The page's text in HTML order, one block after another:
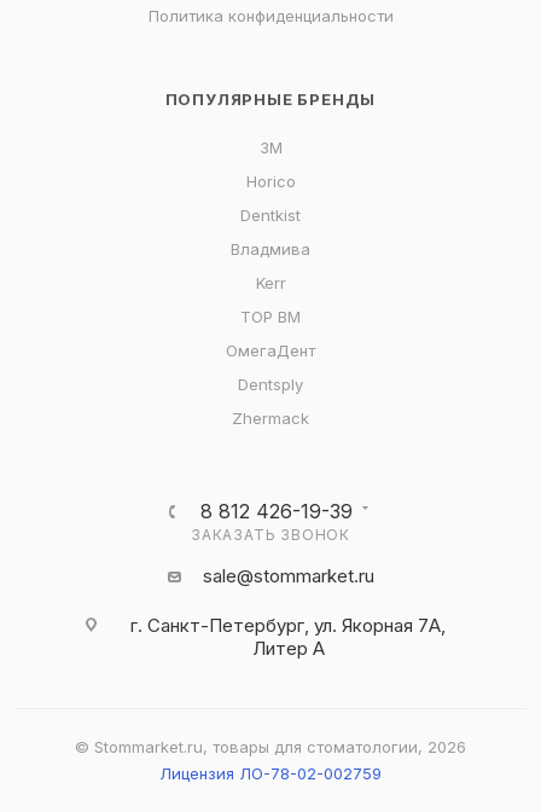
Политика конфиденциальности
ПОПУЛЯРНЫЕ БРЕНДЫ
3M
Horico
Dentkist
Владмива
Kerr
ТОР ВМ
ОмегаДент
Dentsply
Zhermack
8 812 426-19-39
ЗАКАЗАТЬ ЗВОНОК
sale@stommarket.ru
г. Cанкт-Петербург, ул. Якорная 7А,
Литер А
© Stommarket.ru, товары для стоматологии, 2026
Лицензия ЛО-78-02-002759